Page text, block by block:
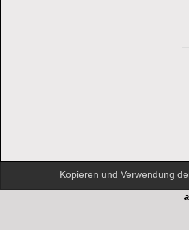
Kopieren und Verwendung